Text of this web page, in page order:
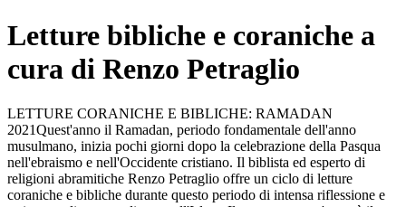
Letture bibliche e coraniche a
cura di Renzo Petraglio
LETTURE CORANICHE E BIBLICHE: RAMADAN
2021Quest'anno il Ramadan, periodo fondamentale dell'anno
musulmano, inizia pochi giorni dopo la celebrazione della Pasqua
nell'ebraismo e nell'Occidente cristiano. Il biblista ed esperto di
religioni abramitiche Renzo Petraglio offre un ciclo di letture
coraniche e bibliche durante questo periodo di intensa riflessione e